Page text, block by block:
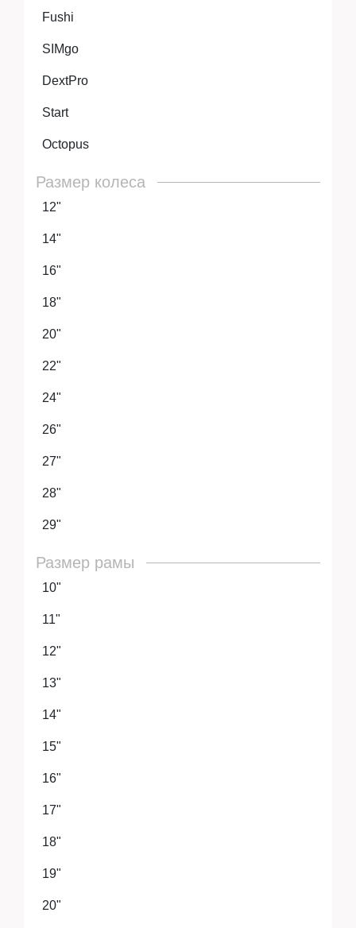
Fushi
SIMgo
DextPro
Start
Octopus
Размер колеса
12"
14"
16"
18"
20"
22"
24"
26"
27"
28"
29"
Размер рамы
10"
11"
12"
13"
14"
15"
16"
17"
18"
19"
20"